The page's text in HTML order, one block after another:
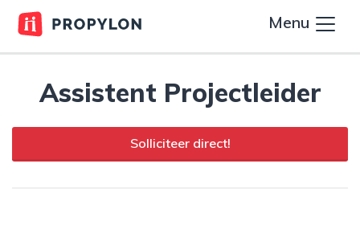
Menu
Assistent Projectleider
Solliciteer direct!